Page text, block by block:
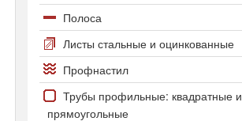
Арматура Ат800
Двутавр широкополочный
Полоса
Полоса стальная
Полоса оцинкованная
Листы стальные и оцинкованные
Профнастил
Профнастил С-8
Трубы профильные: квадратные и
прямоугольные